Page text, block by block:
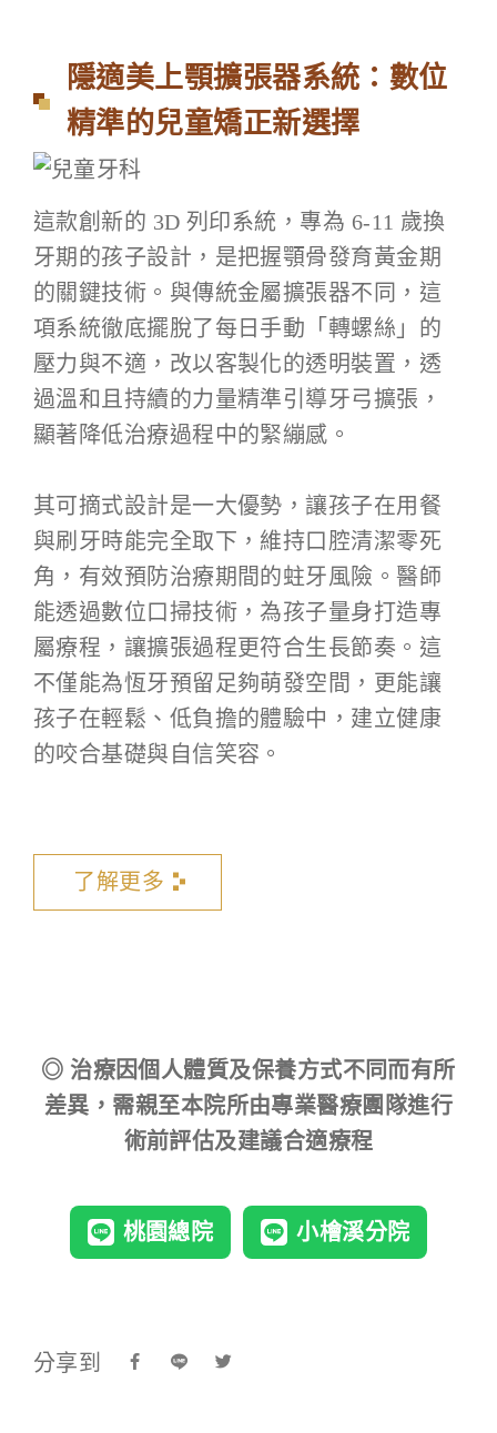
隱適美上顎擴張器系統：數位
精準的兒童矯正新選擇
這款創新的 3D 列印系統，專為 6-11 歲換
牙期的孩子設計，是把握顎骨發育黃金期
的關鍵技術。與傳統金屬擴張器不同，這
項系統徹底擺脫了每日手動「轉螺絲」的
壓力與不適，改以客製化的透明裝置，透
過溫和且持續的力量精準引導牙弓擴張，
顯著降低治療過程中的緊繃感。
其可摘式設計是一大優勢，讓孩子在用餐
與刷牙時能完全取下，維持口腔清潔零死
角，有效預防治療期間的蛀牙風險。醫師
能透過數位口掃技術，為孩子量身打造專
屬療程，讓擴張過程更符合生長節奏。這
不僅能為恆牙預留足夠萌發空間，更能讓
孩子在輕鬆、低負擔的體驗中，建立健康
的咬合基礎與自信笑容。
了解更多
◎ 治療因個人體質及保養方式不同而有所
差異，需親至本院所由專業醫療團隊進行
術前評估及建議合適療程
桃園總院 小檜溪分院
分享到